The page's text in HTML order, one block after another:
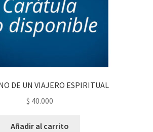
DE UN VIAJERO ESPIRITUAL
$ 40.000
Añadir al carrito